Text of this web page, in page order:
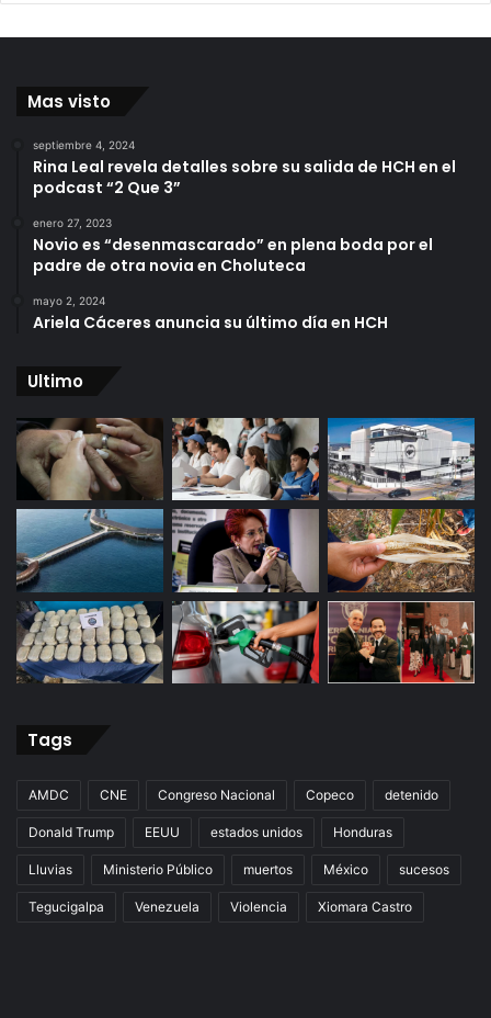
Mas visto
septiembre 4, 2024
Rina Leal revela detalles sobre su salida de HCH en el
podcast “2 Que 3”
enero 27, 2023
Novio es “desenmascarado” en plena boda por el
padre de otra novia en Choluteca
mayo 2, 2024
Ariela Cáceres anuncia su último día en HCH
Ultimo
Tags
AMDC CNE Congreso Nacional Copeco detenido
Donald Trump EEUU estados unidos Honduras
Lluvias Ministerio Público muertos México sucesos
Tegucigalpa Venezuela Violencia Xiomara Castro